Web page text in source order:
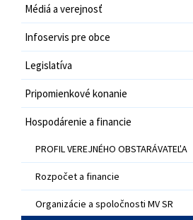
Médiá a verejnosť
Infoservis pre obce
Legislatíva
Pripomienkové konanie
Hospodárenie a financie
PROFIL VEREJNÉHO OBSTARÁVATEĽA
Rozpočet a financie
Organizácie a spoločnosti MV SR